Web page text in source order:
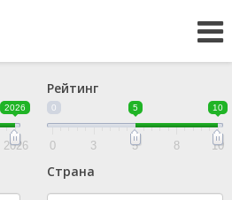
2026
2026
Рейтинг
0 5 10
0 3 5 8 10
Страна